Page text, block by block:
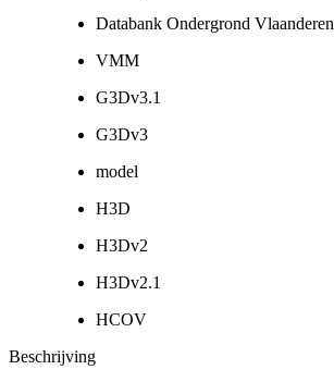
Databank Ondergrond Vlaanderen
VMM
G3Dv3.1
G3Dv3
model
H3D
H3Dv2
H3Dv2.1
HCOV
Beschrijving